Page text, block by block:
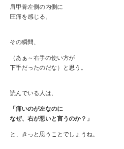
肩甲骨左側の内側に
圧痛を感じる。
その瞬間、
（あぁ～右手の使い方が
下手だったのだな）と思う。
読んでいる人は、
「痛いのが左なのに
なぜ、右が悪いと言うのか？」
と、きっと思うことでしょうね。